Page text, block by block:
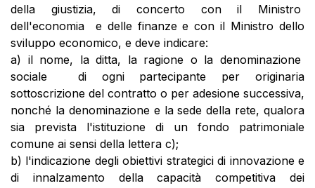
della giustizia, di concerto con il Ministro
dell'economia e delle finanze e con il Ministro dello
sviluppo economico, e deve indicare:
a) il nome, la ditta, la ragione o la denominazione
sociale di ogni partecipante per originaria
sottoscrizione del contratto o per adesione successiva,
nonché la denominazione e la sede della rete, qualora
sia prevista l'istituzione di un fondo patrimoniale
comune ai sensi della lettera c);
b) l'indicazione degli obiettivi strategici di innovazione e
di innalzamento della capacità competitiva dei